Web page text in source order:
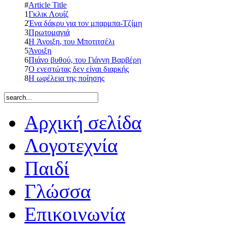
#Article Title
1Γκλικ Λουίζ
2Ένα δάκρυ για τον μπαρμπα-Τζίμη
3Πρωτομαγιά
4H Άνοιξη, του Μποτιτσέλι
5Άνοιξη
6Πιάνο βυθού, του Γιάννη Βαρβέρη
7Ο ενεστώτας δεν είναι διαρκής
8Η ωφέλεια της ποίησης
Αρχική σελίδα
Λογοτεχνία
Παιδί
Γλώσσα
Επικοινωνία